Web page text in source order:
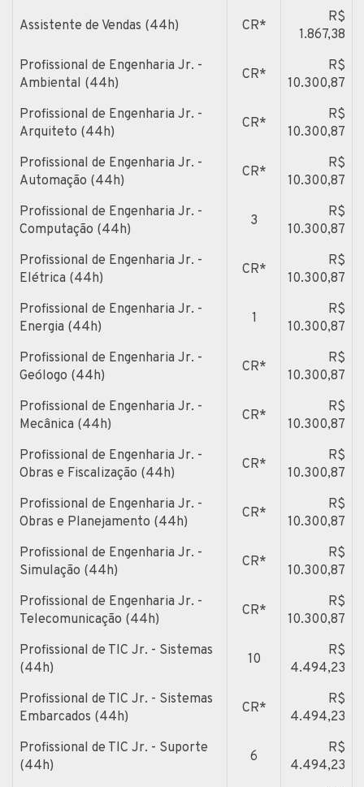
Assistente de Vendas (44h) CR*
R$
1.867,38
Profissional de Engenharia Jr. -
Ambiental (44h)
CR*
R$
10.300,87
Profissional de Engenharia Jr. -
Arquiteto (44h)
CR*
R$
10.300,87
Profissional de Engenharia Jr. -
Automação (44h)
CR*
R$
10.300,87
Profissional de Engenharia Jr. -
Computação (44h)
3
R$
10.300,87
Profissional de Engenharia Jr. -
Elétrica (44h)
CR*
R$
10.300,87
Profissional de Engenharia Jr. -
Energia (44h)
1
R$
10.300,87
Profissional de Engenharia Jr. -
Geólogo (44h)
CR*
R$
10.300,87
Profissional de Engenharia Jr. -
Mecânica (44h)
CR*
R$
10.300,87
Profissional de Engenharia Jr. -
Obras e Fiscalização (44h)
CR*
R$
10.300,87
Profissional de Engenharia Jr. -
Obras e Planejamento (44h)
CR*
R$
10.300,87
Profissional de Engenharia Jr. -
Simulação (44h)
CR*
R$
10.300,87
Profissional de Engenharia Jr. -
Telecomunicação (44h)
CR*
R$
10.300,87
Profissional de TIC Jr. - Sistemas
(44h)
10
R$
4.494,23
Profissional de TIC Jr. - Sistemas
Embarcados (44h)
CR*
R$
4.494,23
Profissional de TIC Jr. - Suporte
(44h)
6
R$
4.494,23